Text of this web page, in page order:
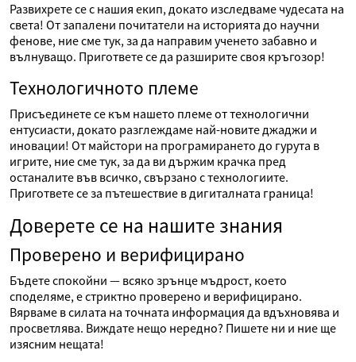
Развихрете се с нашия екип, докато изследваме чудесата на
света! От запалени почитатели на историята до научни
фенове, ние сме тук, за да направим ученето забавно и
вълнуващо. Пригответе се да разширите своя кръгозор!
Технологичното племе
Присъединете се към нашето племе от технологични
ентусиасти, докато разглеждаме най-новите джаджи и
иновации! От майстори на програмирането до гурута в
игрите, ние сме тук, за да ви държим крачка пред
останалите във всичко, свързано с технологиите.
Пригответе се за пътешествие в дигиталната граница!
Доверете се на нашите знания
Проверено и верифицирано
Бъдете спокойни — всяко зрънце мъдрост, което
споделяме, е стриктно проверено и верифицирано.
Вярваме в силата на точната информация да вдъхновява и
просветлява. Виждате нещо нередно? Пишете ни и ние ще
изясним нещата!